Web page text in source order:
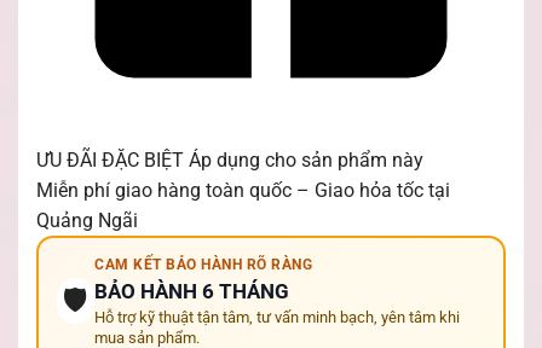
ƯU ĐÃI ĐẶC BIỆT Áp dụng cho sản phẩm này
Miễn phí giao hàng toàn quốc – Giao hỏa tốc tại
Quảng Ngãi
🛡️
CAM KẾT BẢO HÀNH RÕ RÀNG
BẢO HÀNH 6 THÁNG
Hỗ trợ kỹ thuật tận tâm, tư vấn minh bạch, yên tâm khi
mua sản phẩm.